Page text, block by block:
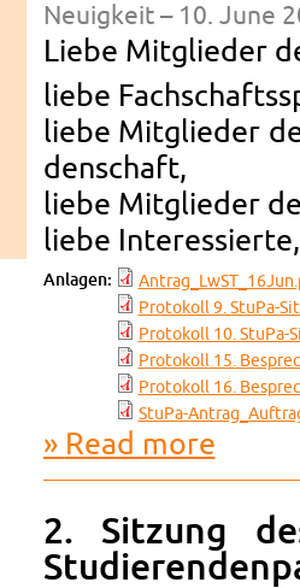
Neuigkeit – 10. June
Liebe Mit­glieder
liebe
liebe Mit­glieder
den­schaft,
liebe Mit­glieder
liebe In­ter­essierte,
An­la­gen:
Pro­tokoll 9. StuPa-​
Pro­tokoll 10. StuPa-​
Pro­tokoll 15.
Pro­tokoll 16.
StuPa-
Read more
2. Sitzung